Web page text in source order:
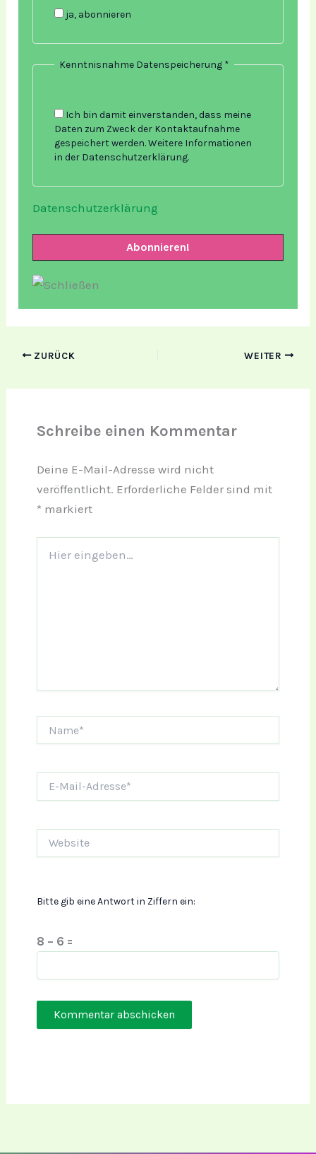
ja, abonnieren
Kenntnisnahme Datenspeicherung *
Ich bin damit einverstanden, dass meine
Daten zum Zweck der Kontaktaufnahme
gespeichert werden. Weitere Informationen
in der Datenschutzerklärung.
Datenschutzerklärung
ZURÜCK WEITER
Schreibe einen Kommentar
Deine E-Mail-Adresse wird nicht
veröffentlicht. Erforderliche Felder sind mit
* markiert
eingeben…
Mail-
Bitte gib eine Antwort in Ziffern ein:
8 − 6 =